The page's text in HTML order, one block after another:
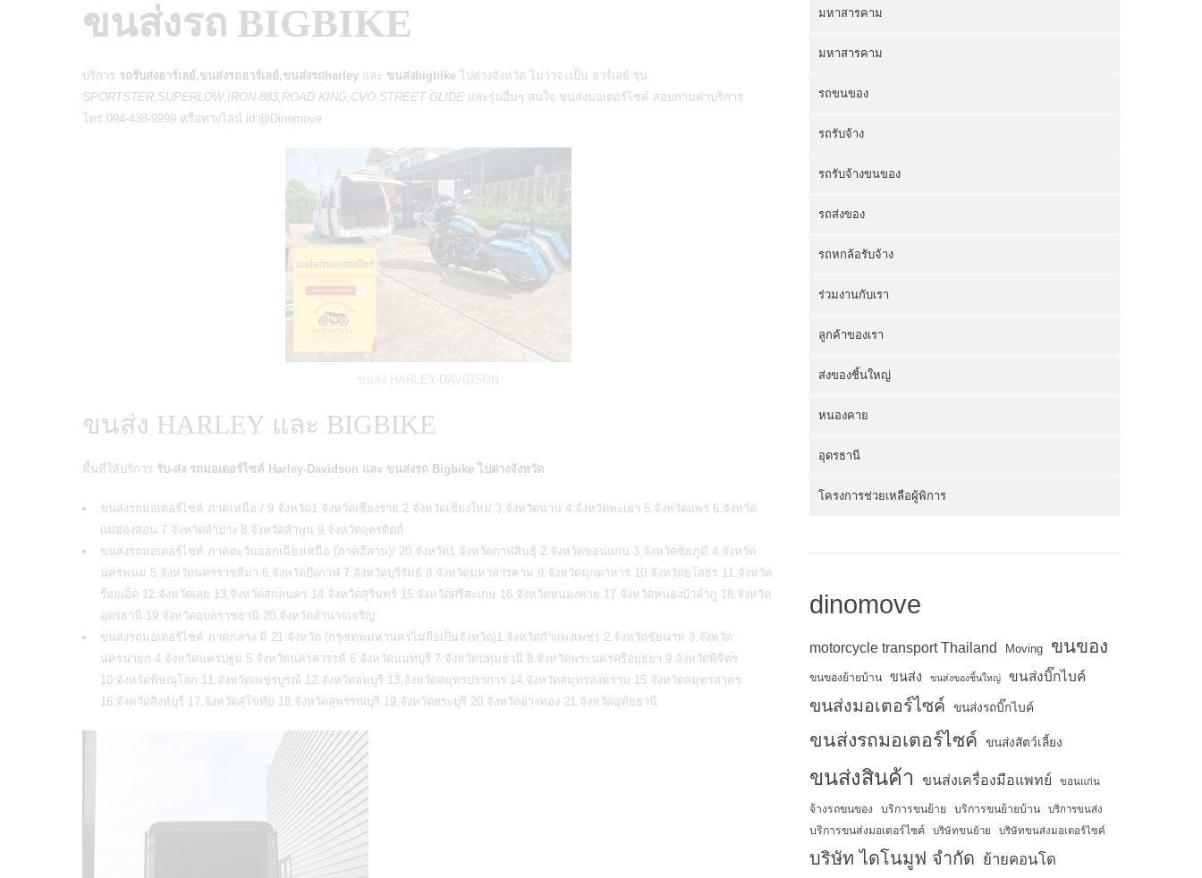
ขนส่งรถ BIGBIKE
บริการ รถรับส่งฮาร์เลย์,ขนส่งรถฮาร์เลย์,ขนส่งรถharley และ ขนส่งbigbike ไปต่างจังหวัด ไม่ว่าจะเป็น ฮาร์เลย์ รุ่น
SPORTSTER,SUPERLOW,IRON 883,ROAD KING,CVO STREET GLIDE และรุ่นอื่นๆ สนใจ ขนส่งมอเตอร์ไซค์ สอบถามค่าบริการ
โทร.094-438-9999 หรือทางไลน์ id:@Dinomove
ขนส่ง HARLEY-DAVIDSON
ขนส่ง HARLEY และ BIGBIKE
พื้นที่ให้บริการ รับ-ส่ง รถมอเตอร์ไซค์ Harley-Davidson และ ขนส่งรถ Bigbike ไปต่างจังหวัด
ขนส่งรถมอเตอร์ไซค์ ภาคเหนือ / 9 จังหวัด1.จังหวัดเชียงราย 2.จังหวัดเชียงใหม่ 3.จังหวัดน่าน 4.จังหวัดพะเยา 5.จังหวัดแพร่ 6.จังหวัด
แม่ฮ่องสอน 7.จังหวัดลำปาง 8.จังหวัดลำพูน 9.จังหวัดอุตรดิตถ์
ขนส่งรถมอเตอร์ไซค์ ภาคตะวันออกเฉียงเหนือ (ภาคอีสาน)/ 20 จังหวัด1.จังหวัดกาฬสินธุ์ 2.จังหวัดขอนแก่น 3.จังหวัดชัยภูมิ 4.จังหวัด
นครพนม 5.จังหวัดนครราชสีมา 6.จังหวัดบึงกาฬ 7.จังหวัดบุรีรัมย์ 8.จังหวัดมหาสารคาม 9.จังหวัดมุกดาหาร 10.จังหวัดยโสธร 11.จังหวัด
ร้อยเอ็ด 12.จังหวัดเลย 13.จังหวัดสกลนคร 14.จังหวัดสุรินทร์ 15.จังหวัดศรีสะเกษ 16.จังหวัดหนองคาย 17.จังหวัดหนองบัวลำภู 18.จังหวัด
อุดรธานี 19.จังหวัดอุบลราชธานี 20.จังหวัดอำนาจเจริญ
ขนส่งรถมอเตอร์ไซค์ ภาคกลาง มี 21 จังหวัด (กรุงเทพมหานครไม่ถือเป็นจังหวัด)1.จังหวัดกำแพงเพชร 2.จังหวัดชัยนาท 3.จังหวัด
นครนายก 4.จังหวัดนครปฐม 5.จังหวัดนครสวรรค์ 6.จังหวัดนนทบุรี 7.จังหวัดปทุมธานี 8.จังหวัดพระนครศรีอยุธยา 9.จังหวัดพิจิตร
10.จังหวัดพิษณุโลก 11.จังหวัดเพชรบูรณ์ 12.จังหวัดลพบุรี 13.จังหวัดสมุทรปราการ 14.จังหวัดสมุทรสงคราม 15.จังหวัดสมุทรสาคร
16.จังหวัดสิงห์บุรี 17.จังหวัดสุโขทัย 18.จังหวัดสุพรรณบุรี 19.จังหวัดสระบุรี 20.จังหวัดอ่างทอง 21.จังหวัดอุทัยธานี
มหาสารคาม
มหาสารคาม
รถขนของ
รถรับจ้าง
รถรับจ้างขนของ
รถส่งของ
รถหกล้อรับจ้าง
ร่วมงานกับเรา
ลูกค้าของเรา
ส่งของชิ้นใหญ่
หนองคาย
อุดรธานี
โครงการช่วยเหลือผู้พิการ
dinomove
motorcycle transport Thailand Moving ขนของ
ขนของย้ายบ้าน ขนส่ง ขนส่งของชิ้นใหญ่ ขนส่งบิ๊กไบค์
ขนส่งมอเตอร์ไซค์ ขนส่งรถบิ๊กไบค์
ขนส่งรถมอเตอร์ไซค์ ขนส่งสัตว์เลี้ยง
ขนส่งสินค้า ขนส่งเครื่องมือแพทย์ ขอนแก่น
จ้างรถขนของ บริการขนย้าย บริการขนย้ายบ้าน บริการขนส่ง
บริการขนส่งมอเตอร์ไซค์ บริษัทขนย้าย บริษัทขนส่งมอเตอร์ไซค์
บริษัท ไดโนมูฟ จำกัด ย้ายคอนโด